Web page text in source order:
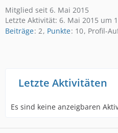
Mitglied seit 6. Mai 2015
Letzte Aktivität: 6. Mai 2015 um
Beiträge 2 Punkte 10 Profil-
Letzte Aktivitäten
Es sind keine anzeigbaren